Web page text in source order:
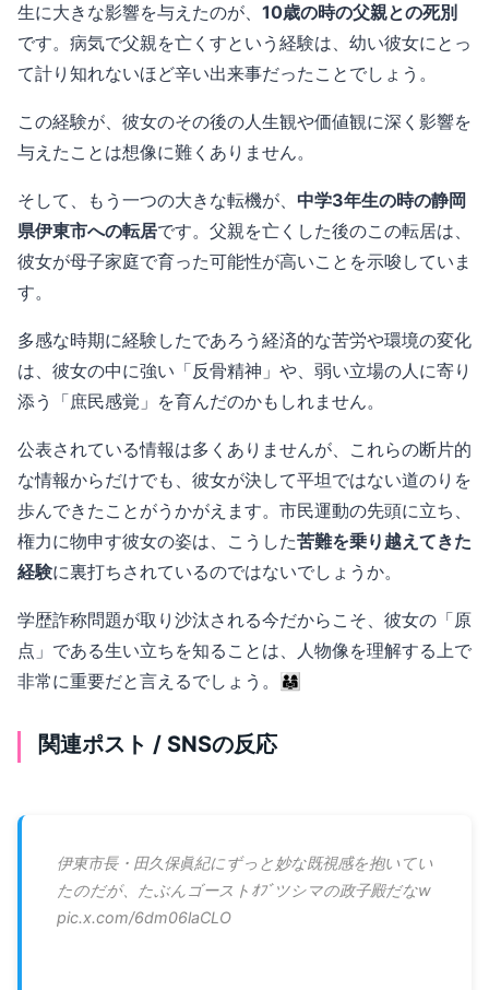
生に大きな影響を与えたのが、 10歳の時の父親との死別
です。病気で父親を亡くすという経験は、幼い彼女にとっ
て計り知れないほど辛い出来事だったことでしょう。
この経験が、彼女のその後の人生観や価値観に深く影響を
与えたことは想像に難くありません。
そして、もう一つの大きな転機が、 中学3年生の時の静岡
県伊東市への転居です。父親を亡くした後のこの転居は、
彼女が母子家庭で育った可能性が高いことを示唆していま
す。
多感な時期に経験したであろう経済的な苦労や環境の変化
は、彼女の中に強い「反骨精神」や、弱い立場の人に寄り
添う「庶民感覚」を育んだのかもしれません。
公表されている情報は多くありませんが、これらの断片的
な情報からだけでも、彼女が決して平坦ではない道のりを
歩んできたことがうかがえます。市民運動の先頭に立ち、
権力に物申す彼女の姿は、こうした苦難を乗り越えてきた
経験に裏打ちされているのではないでしょうか。
学歴詐称問題が取り沙汰される今だからこそ、彼女の「原
点」である生い立ちを知ることは、人物像を理解する上で
非常に重要だと言えるでしょう。👨‍👩‍👧
関連ポスト / SNSの反応
伊東市長・田久保眞紀にずっと妙な既視感を抱いてい
たのだが、たぶんゴーストｵﾌﾞツシマの政子殿だなw
pic.x.com/6dm06laCLO